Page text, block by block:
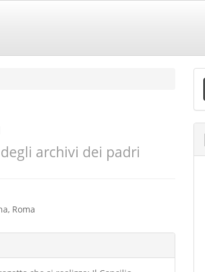
archivi dei padri
Roma